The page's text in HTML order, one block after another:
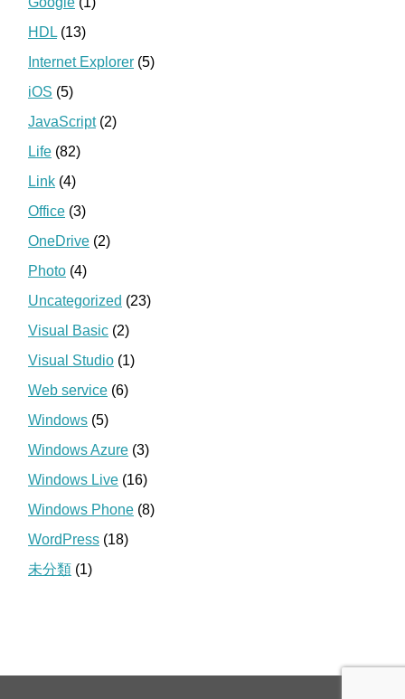
HDL (13)
Internet Explorer (5)
iOS (5)
JavaScript(2)
Life (82)
Link (4)
Office (3)
OneDrive (2)
Photo (4)
Uncategorized (23)
Visual Basic (2)
Visual Studio (1)
Web service (6)
Windows (5)
Windows Azure (3)
Windows Live (16)
Windows Phone (8)
WordPress (18)
未分類 (1)